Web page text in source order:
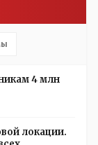
4 млн
локации.